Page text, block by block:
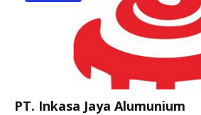
PT. Inkasa Jaya Alumunium